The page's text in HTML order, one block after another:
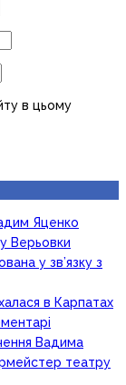
в цьому
Яценко
Верьовки
у зв’язку з
в Карпатах
Вадима
театру